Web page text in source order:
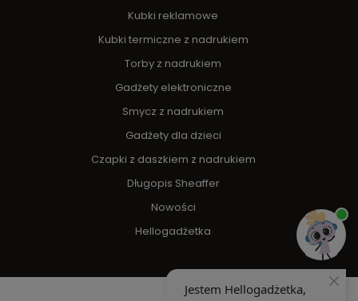
Kubki reklamowe
Kubki termiczne z nadrukiem
Torby z nadrukiem
Gadżety elektroniczne
Smycz z nadrukiem
Gadżety dla dzieci
Czapki z daszkiem z nadrukiem
Długopis Sheaffer
Nowości
Hellogadżetka